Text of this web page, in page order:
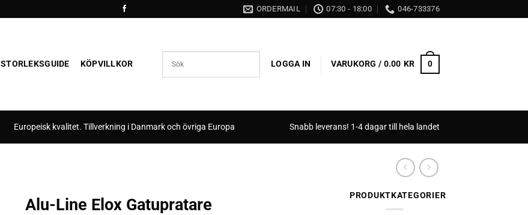
ORDERMAIL 07:30 - 18:00 046-733376
STORLEKSGUIDE KÖPVILLKOR LOGGA IN VARUKORG / 0.00 KR 0
Europeisk kvalitet. Tillverkning i Danmark och övriga Europa Snabb leverans! 1-4 dagar till hela landet
Alu-Line Elox Gatupratare PRODUKTKATEGORIER